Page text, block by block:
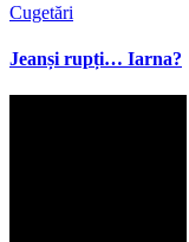
Cugetări
Jeanși rupți… Iarna?